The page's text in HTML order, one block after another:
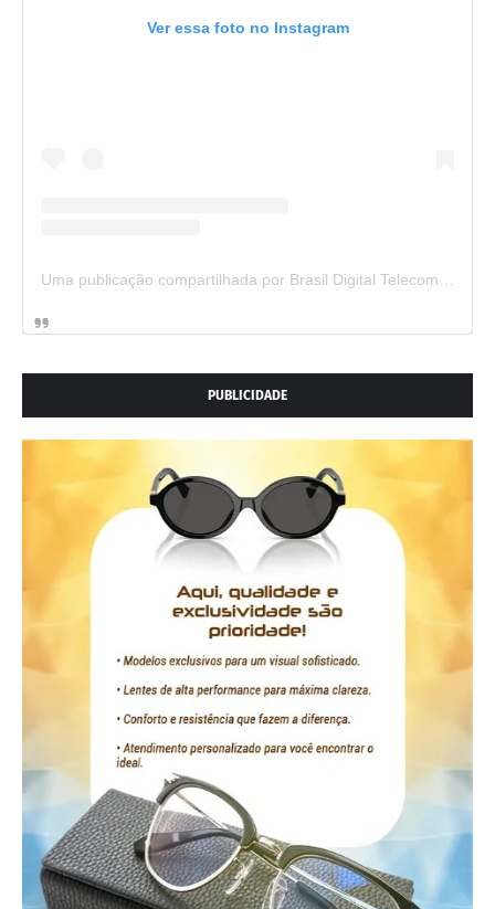
Ver essa foto no Instagram
PUBLICIDADE